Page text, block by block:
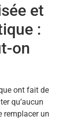
et
:
on
ont fait de
qu’aucun
remplacer un